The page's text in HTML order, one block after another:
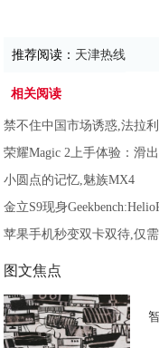
推荐阅读： 天津热线
相关阅读
禁不住中国市场诱惑,法拉
荣耀Magic 2上手体验：滑
小圆点的记忆,魅族MX4
金立S9现身
苹果手机秒变双卡双待,仅
图文焦点